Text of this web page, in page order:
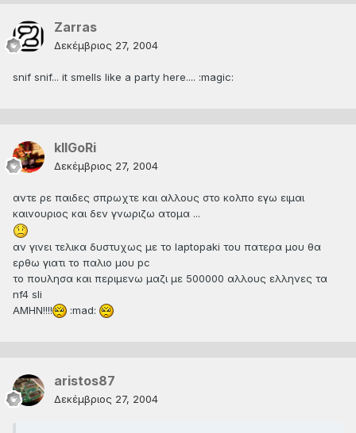
Zarras
Δεκέμβριος 27, 2004
snif snif... it smells like a party here.... :magic:
kIlGoRi
Δεκέμβριος 27, 2004
αντε ρε παιδες σπρωχτε και αλλους στο κολπο εγω ειμαι
καινουριος και δεν γνωριζω ατομα ...
αν γινει τελικα δυστυχως με το laptopaki του πατερα μου θα
ερθω γιατι το παλιο μου pc
το πουλησα και περιμενω μαζι με 500000 αλλους ελληνες τα
nf4 sli
AMHN!!!!
:mad:
aristos87
Δεκέμβριος 27, 2004